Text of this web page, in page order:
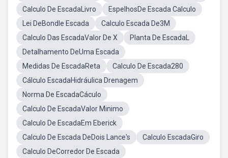
Calculo De EscadaLivro
EspelhosDe Escada Calculo
Lei DeBondle Escada
Calculo Escada De3M
Calculo Das EscadaValor De X
Planta De EscadaL
Detalhamento DeUma Escada
Medidas De EscadaReta
Calculo De Escada280
Cálculo EscadaHidráulica Drenagem
Norma De EscadaCáculo
Calculo De EscadaValor Minimo
Calculo De EscadaEm Eberick
Calculo De Escada DeDois Lance's
Calculo EscadaGiro
Calculo DeCorredor De Escada